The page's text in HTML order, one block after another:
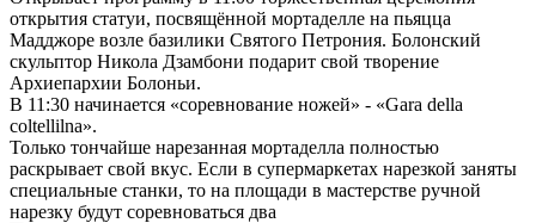
открытия статуи, посвящённой мортаделле на пьяцца
Мадджоре возле базилики Святого Петрония. Болонский
скульптор Никола Дзамбони подарит свой творение
Архиепархии Болоньи.
В 11:30 начинается «соревнование ножей» - «Gara della
coltellilna».
Только тончайше нарезанная мортаделла полностью
раскрывает свой вкус. Если в супермаркетах нарезкой заняты
специальные станки, то на площади в мастерстве ручной
нарезку будут соревноваться два